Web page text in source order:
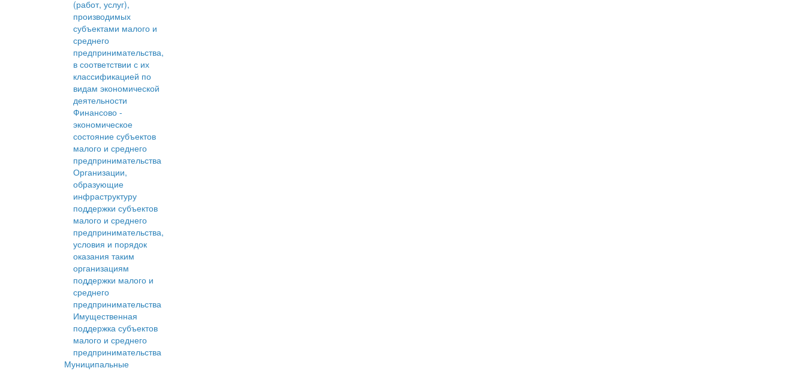
(работ, услуг),
производимых
субъектами малого и
среднего
предпринимательства,
в соответствии с их
классификацией по
видам экономической
деятельности
Финансово -
экономическое
состояние субъектов
малого и среднего
предпринимательства
Организации,
образующие
инфраструктуру
поддержки субъектов
малого и среднего
предпринимательства,
условия и порядок
оказания таким
организациям
поддержки малого и
среднего
предпринимательства
Имущественная
поддержка субъектов
малого и среднего
предпринимательства
Муниципальные